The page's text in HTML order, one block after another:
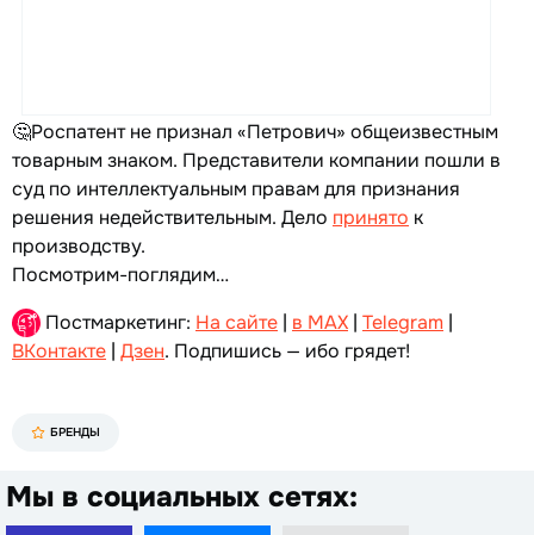
🤔Роспатент не признал «Петрович» общеизвестным
товарным знаком. Представители компании пошли в
суд по интеллектуальным правам для признания
решения недействительным. Дело принято к
производству.
Посмотрим-поглядим…
Постмаркетинг: На сайте | в MAX | Telegram |
ВКонтакте | Дзен. Подпишись — ибо грядет!
БРЕНДЫ
Мы в социальных сетях: